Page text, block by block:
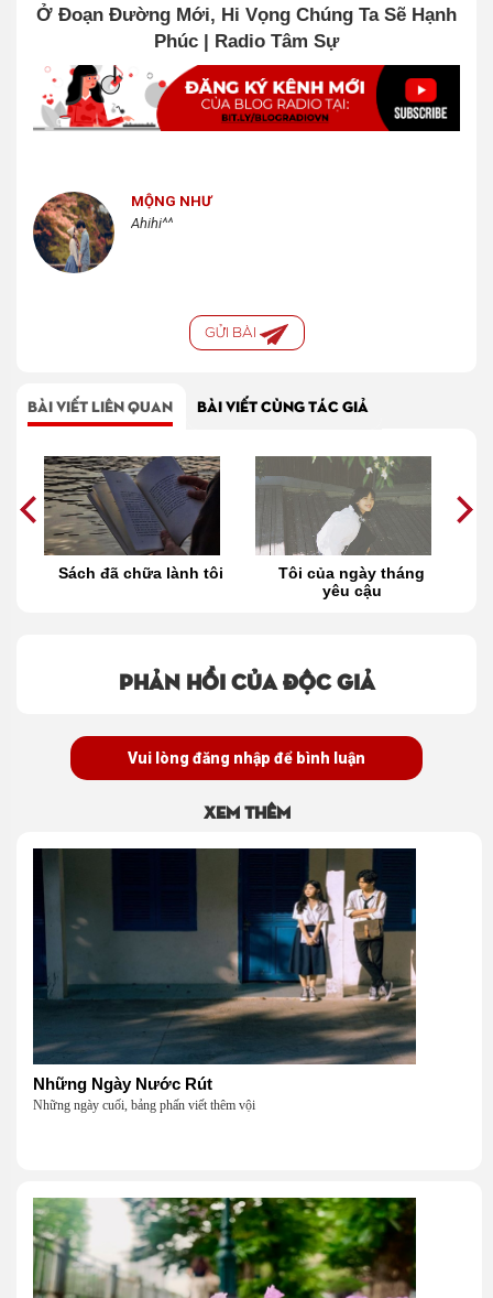
Ở Đoạn Đường Mới, Hi Vọng Chúng Ta Sẽ Hạnh
Phúc | Radio Tâm Sự
MỘNG NHƯ
Ahihi^^
GỬI BÀI
BÀI VIẾT LIÊN QUAN BÀI VIẾT CÙNG TÁC GIẢ
Sách đã chữa lành tôi
Tôi của ngày tháng
yêu cậu
Phản hồi của độc giả
Vui lòng đăng nhập để bình luận
Xem thêm
Những Ngày Nước Rút
Những ngày cuối, bảng phấn viết thêm vội